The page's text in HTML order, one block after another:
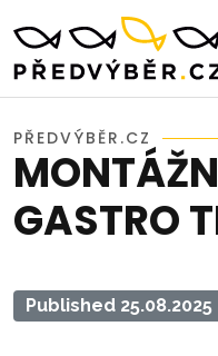
PŘEDVÝBĚR.CZ
GASTRO
Published 25.08.2025